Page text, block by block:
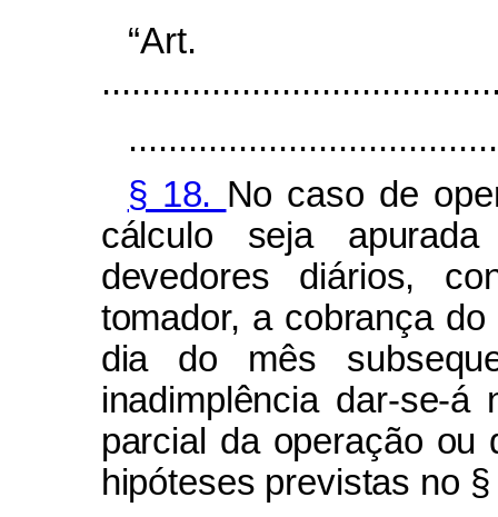
§ 18. No caso de
cálculo seja
devedores diários,
tomador, a cobrança
dia do mês
inadimplência dar-se-
parcial da operação ou
hipóteses previstas no §